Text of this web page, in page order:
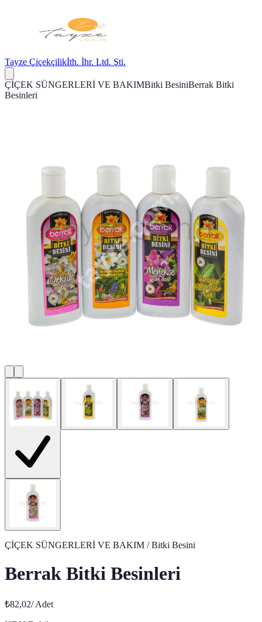
Tayze Çiçekçilikİth. İhr. Ltd. Şti.
ÇİÇEK SÜNGERLERİ VE BAKIMBitki BesiniBerrak Bitki
Besinleri
ÇİÇEK SÜNGERLERİ VE BAKIM / Bitki Besini
Berrak Bitki Besinleri
₺82,02/Adet